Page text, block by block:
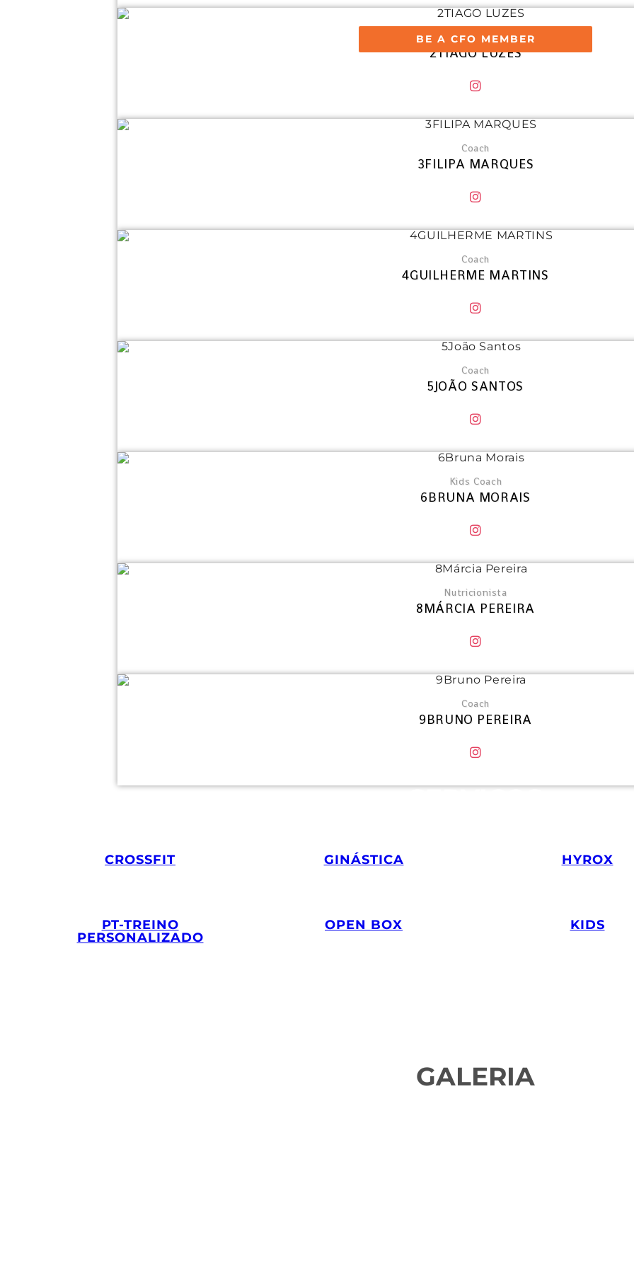
BE A CFO MEMBER
Coach
2TIAGO LUZES
Coach
3FILIPA MARQUES
Coach
4GUILHERME MARTINS
Coach
5JOÃO SANTOS
Kids Coach
6BRUNA MORAIS
Nutricionista
8MÁRCIA PEREIRA
Coach
9BRUNO PEREIRA
SERVIÇOS
CROSSFIT
GINÁSTICA
HYROX
PT-TREINO
PERSONALIZADO
OPEN BOX
KIDS
GALERIA